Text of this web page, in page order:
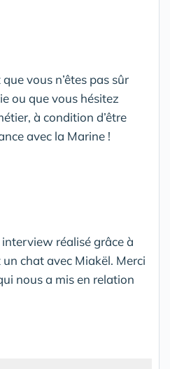
vous n’êtes pas sûr
ou que vous hésitez
à condition d’être
avec la Marine !
réalisé grâce à
chat avec Miakël. Merci
nous a mis en relation